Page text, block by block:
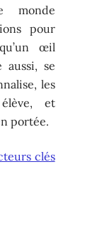
monde
pour
œil
aussi, se
les
et
portée.
clés